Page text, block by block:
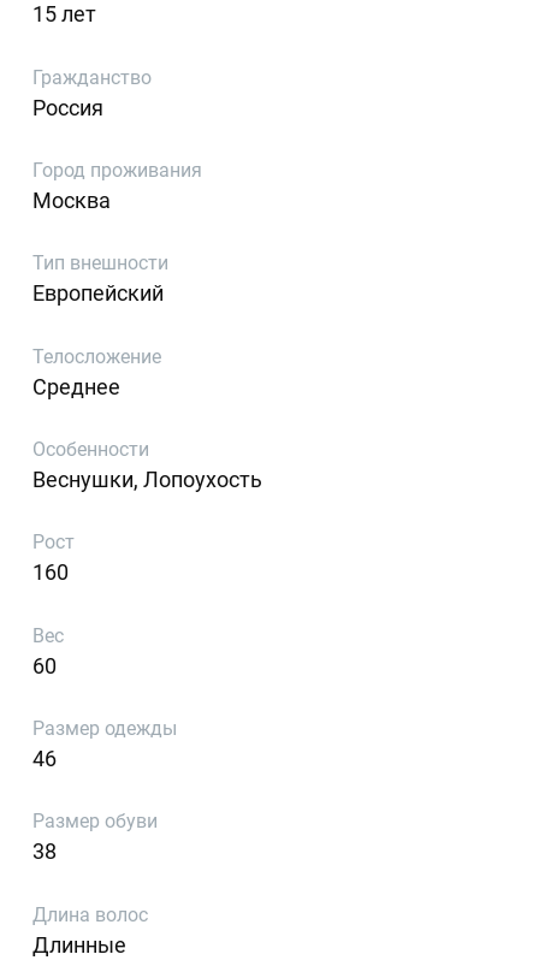
15 лет
Гражданство
Россия
Город проживания
Москва
Тип внешности
Европейский
Телосложение
Среднее
Особенности
Веснушки, Лопоухость
Рост
160
Вес
60
Размер одежды
46
Размер обуви
38
Длина волос
Длинные